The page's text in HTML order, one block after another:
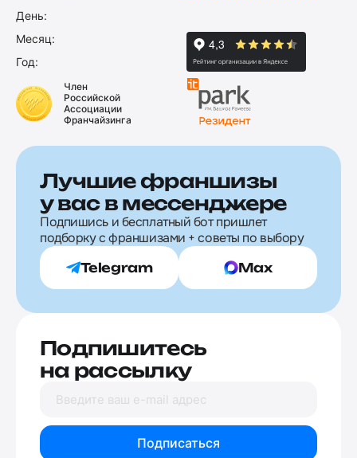
День:
Месяц:
Год:
Член
Российской
Ассоциации
Франчайзинга
Лучшие франшизы
у вас в мессенджере
Подпишись и бесплатный бот пришлет
подборку с франшизами + советы по выбору
Telegram Max
Подпишитесь
на рассылку
Подписаться